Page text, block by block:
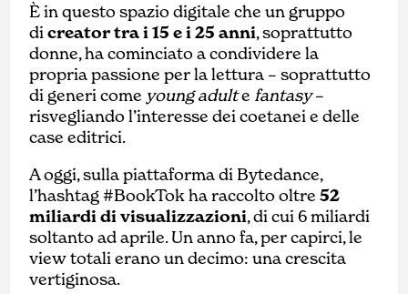
È in questo spazio digitale che un gruppo
dicreator tra i 15 e i 25 anni, soprattutto
donne, ha cominciato a condividere la
propria passione per la lettura – soprattutto
di generi come young adulte fantasy–
risvegliando l’interesse dei coetanei e delle
case editrici.
A oggi, sulla piattaforma di Bytedance,
l’hashtag #BookTok ha raccolto oltre52
miliardi di visualizzazioni, di cui 6 miliardi
soltanto ad aprile. Un anno fa, per capirci, le
view totali erano un decimo: una crescita
vertiginosa.